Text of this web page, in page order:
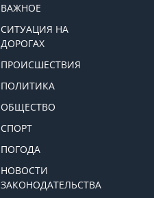
ВАЖНОЕ
СИТУАЦИЯ НА
ДОРОГАХ
ПРОИСШЕСТВИЯ
ПОЛИТИКА
ОБЩЕСТВО
СПОРТ
ПОГОДА
НОВОСТИ
ЗАКОНОДАТЕЛЬСТВА